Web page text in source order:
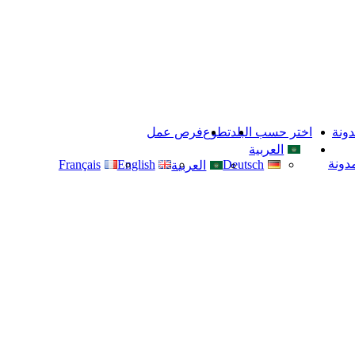
اختر حسب البلدتطوعفرص عمل
العربية
Deutsch العربية English
Français